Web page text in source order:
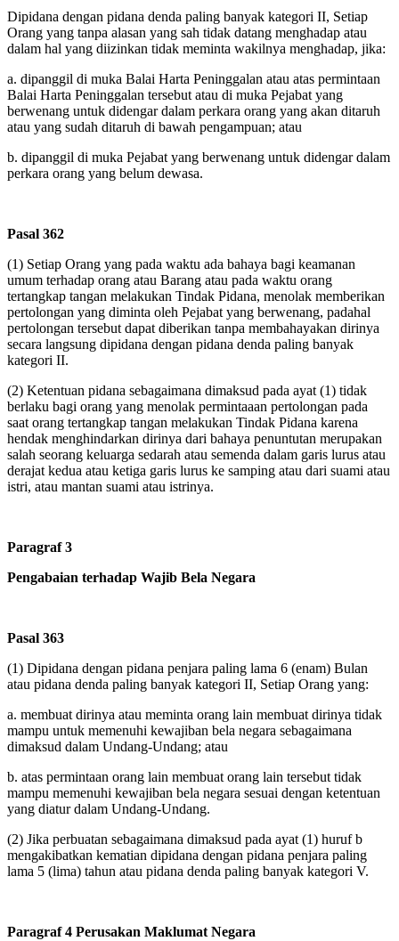
Dipidana dengan pidana denda paling banyak kategori II, Setiap
Orang yang tanpa alasan yang sah tidak datang menghadap atau
dalam hal yang diizinkan tidak meminta wakilnya menghadap, jika:
a. dipanggil di muka Balai Harta Peninggalan atau atas permintaan
Balai Harta Peninggalan tersebut atau di muka Pejabat yang
berwenang untuk didengar dalam perkara orang yang akan ditaruh
atau yang sudah ditaruh di bawah pengampuan; atau
b. dipanggil di muka Pejabat yang berwenang untuk didengar dalam
perkara orang yang belum dewasa.
Pasal 362
(1) Setiap Orang yang pada waktu ada bahaya bagi keamanan
umum terhadap orang atau Barang atau pada waktu orang
tertangkap tangan melakukan Tindak Pidana, menolak memberikan
pertolongan yang diminta oleh Pejabat yang berwenang, padahal
pertolongan tersebut dapat diberikan tanpa membahayakan dirinya
secara langsung dipidana dengan pidana denda paling banyak
kategori II.
(2) Ketentuan pidana sebagaimana dimaksud pada ayat (1) tidak
berlaku bagi orang yang menolak permintaaan pertolongan pada
saat orang tertangkap tangan melakukan Tindak Pidana karena
hendak menghindarkan dirinya dari bahaya penuntutan merupakan
salah seorang keluarga sedarah atau semenda dalam garis lurus atau
derajat kedua atau ketiga garis lurus ke samping atau dari suami atau
istri, atau mantan suami atau istrinya.
Paragraf 3
Pengabaian terhadap Wajib Bela Negara
Pasal 363
(1) Dipidana dengan pidana penjara paling lama 6 (enam) Bulan
atau pidana denda paling banyak kategori II, Setiap Orang yang:
a. membuat dirinya atau meminta orang lain membuat dirinya tidak
mampu untuk memenuhi kewajiban bela negara sebagaimana
dimaksud dalam Undang-Undang; atau
b. atas permintaan orang lain membuat orang lain tersebut tidak
mampu memenuhi kewajiban bela negara sesuai dengan ketentuan
yang diatur dalam Undang-Undang.
(2) Jika perbuatan sebagaimana dimaksud pada ayat (1) huruf b
mengakibatkan kematian dipidana dengan pidana penjara paling
lama 5 (lima) tahun atau pidana denda paling banyak kategori V.
Paragraf 4 Perusakan Maklumat Negara